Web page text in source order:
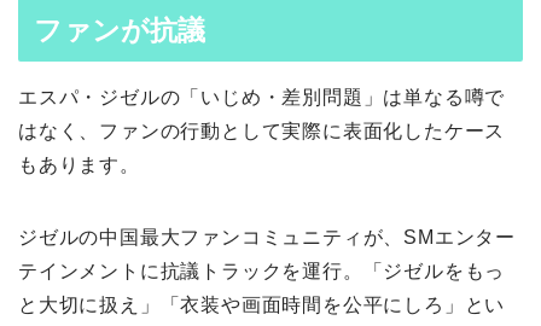
ファンが抗議
エスパ・ジゼルの「いじめ・差別問題」は単なる噂で
はなく、ファンの行動として実際に表面化したケース
もあります。
ジゼルの中国最大ファンコミュニティが、SMエンター
テインメントに抗議トラックを運行。「ジゼルをもっ
と大切に扱え」「衣装や画面時間を公平にしろ」とい